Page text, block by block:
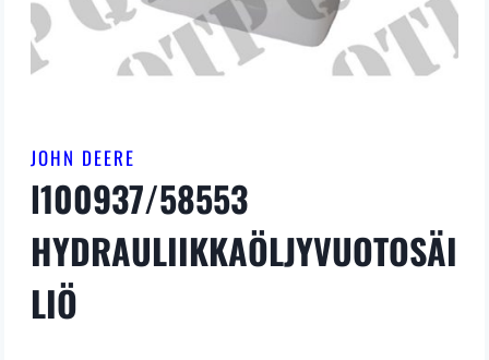
JOHN DEERE
l100937/58553
HYDRAULIIKKAÖLJYVUOTOSÄI
LIÖ